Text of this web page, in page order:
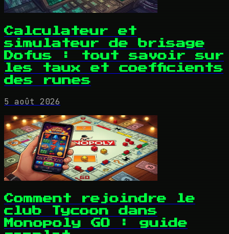
Calculateur et
simulateur de brisage
Dofus : tout savoir sur
les taux et coefficients
des runes
5 août 2026
Comment rejoindre le
club Tycoon dans
Monopoly GO : guide